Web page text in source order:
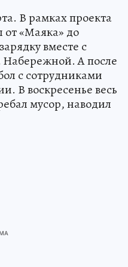
В рамках проекта
от «Маяка» до
вместе с
Набережной. А после
с сотрудниками
В воскресенье весь
мусор, наводил